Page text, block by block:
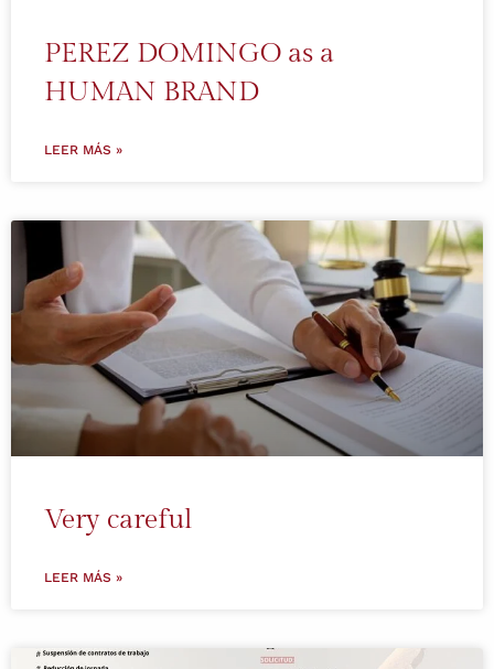
PEREZ DOMINGO as a
HUMAN BRAND
LEER MÁS »
Very careful
LEER MÁS »